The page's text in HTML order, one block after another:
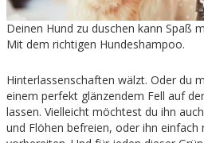
Deinen Hund zu duschen kann Spaß
Mit dem richtigen Hundeshampoo.
Hinterlassenschaften wälzt. Oder du
einem perfekt glänzendem Fell auf
lassen. Vielleicht möchtest du ihn
und Flöhen befreien, oder ihn einfach